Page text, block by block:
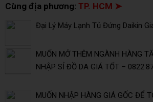
Cùng địa phương: TP. HCM ➤
Đại Lý Máy Lạnh Tủ Đứng Daikin
MUỐN MỞ THÊM NGÀNH HÀNG
NHẬP SỈ ĐỒ DA GIÁ TỐT –
MUỐN NHẬP HÀNG GIÁ GỐC ĐỂ